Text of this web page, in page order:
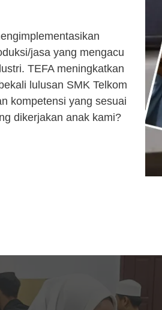
jasa yang mengacu
TEFA meningkatkan
lulusan SMK Telkom
kompetensi yang sesuai
dikerjakan anak kami?